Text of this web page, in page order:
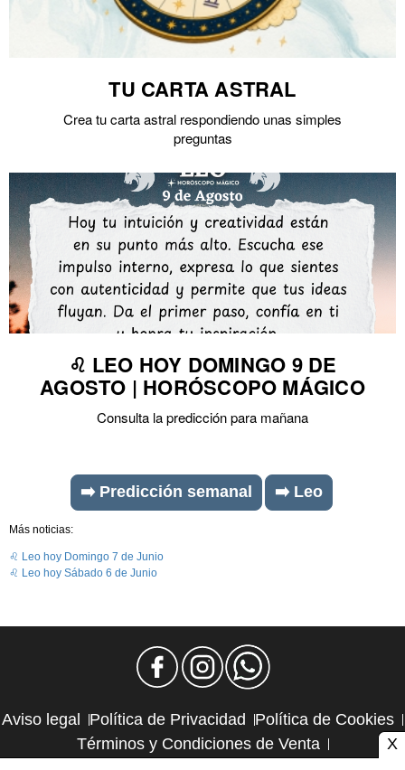
TU CARTA ASTRAL
Crea tu carta astral respondiendo unas simples
preguntas
♌ LEO HOY DOMINGO 9 DE
AGOSTO | HORÓSCOPO MÁGICO
Consulta la predicción para mañana
➡️ Predicción semanal ➡️ Leo
Más noticias:
♌ Leo hoy Domingo 7 de Junio
♌ Leo hoy Sábado 6 de Junio
Aviso legal Política de Privacidad
Política de Cookies
Términos y Condiciones de Venta
X